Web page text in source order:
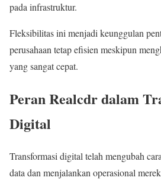
pada infrastruktur.
Fleksibilitas ini menjadi keunggulan
perusahaan tetap efisien meskipun
yang sangat cepat.
Peran Realcdr dalam
Digital
Transformasi digital telah mengubah
data dan menjalankan operasional